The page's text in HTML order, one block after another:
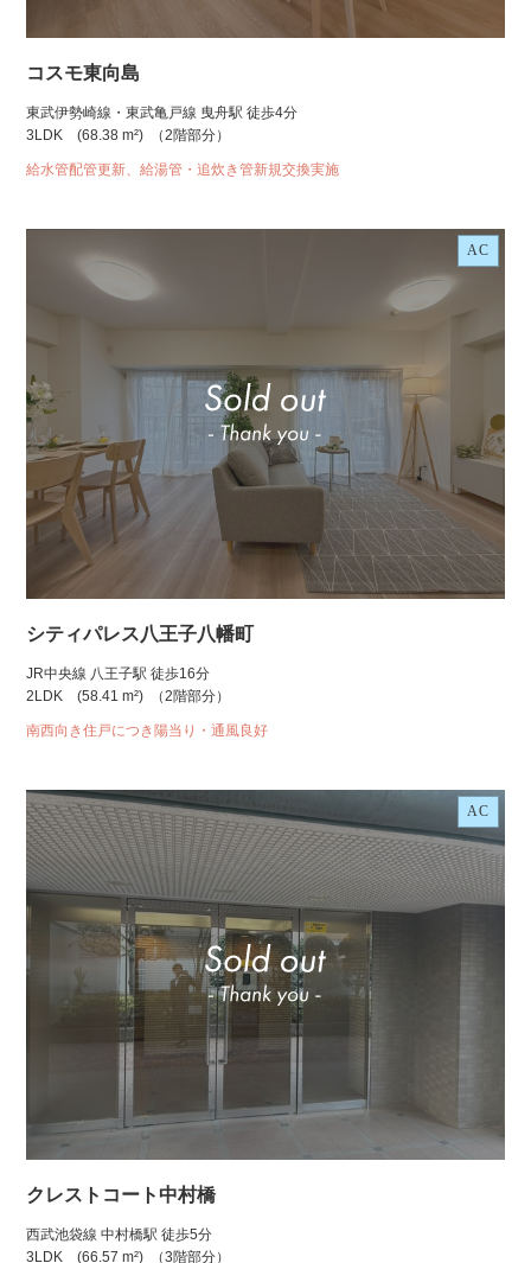
コスモ東向島
東武伊勢崎線・東武亀戸線 曳舟駅 徒歩4分
3LDK
(68.38 m²) （2階部分）
給水管配管更新、給湯管・追炊き管新規交換実施
AC
シティパレス八王子八幡町
JR中央線 八王子駅 徒歩16分
2LDK
(58.41 m²) （2階部分）
南西向き住戸につき陽当り・通風良好
AC
クレストコート中村橋
西武池袋線 中村橋駅 徒歩5分
3LDK
(66.57 m²) （3階部分）